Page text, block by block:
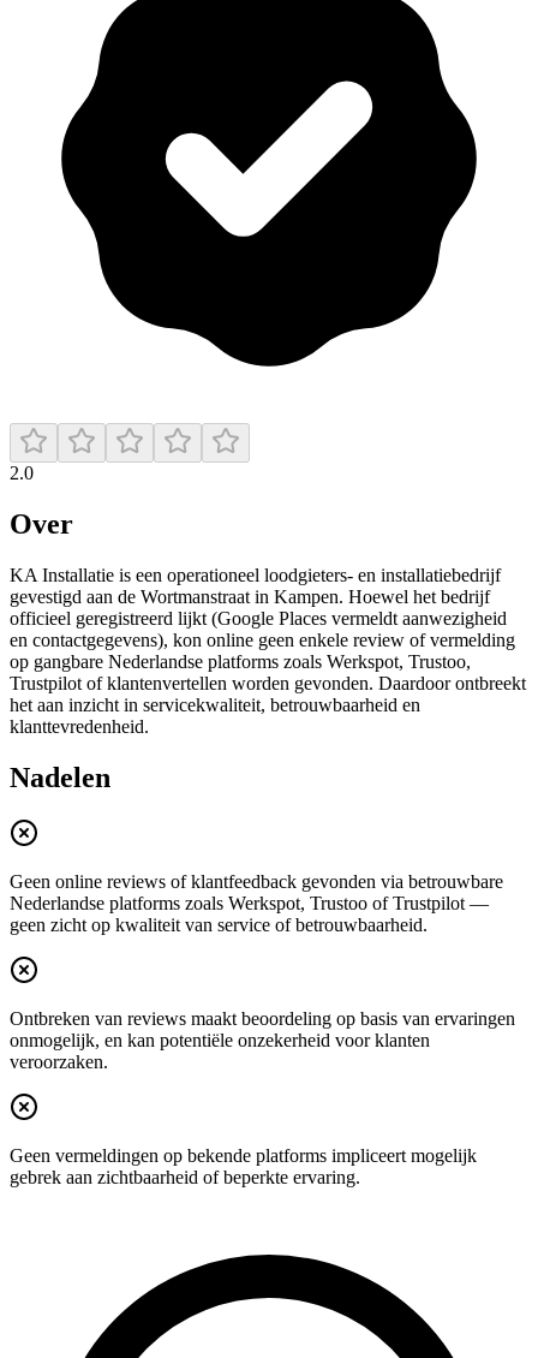
2.0
Over
KA Installatie is een operationeel loodgieters- en installatiebedrijf
gevestigd aan de Wortmanstraat in Kampen. Hoewel het bedrijf
officieel geregistreerd lijkt (Google Places vermeldt aanwezigheid
en contactgegevens), kon online geen enkele review of vermelding
op gangbare Nederlandse platforms zoals Werkspot, Trustoo,
Trustpilot of klantenvertellen worden gevonden. Daardoor ontbreekt
het aan inzicht in servicekwaliteit, betrouwbaarheid en
klanttevredenheid.
Nadelen
Geen online reviews of klantfeedback gevonden via betrouwbare
Nederlandse platforms zoals Werkspot, Trustoo of Trustpilot —
geen zicht op kwaliteit van service of betrouwbaarheid.
Ontbreken van reviews maakt beoordeling op basis van ervaringen
onmogelijk, en kan potentiële onzekerheid voor klanten
veroorzaken.
Geen vermeldingen op bekende platforms impliceert mogelijk
gebrek aan zichtbaarheid of beperkte ervaring.